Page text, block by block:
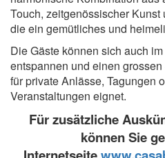
Touch, zeitgenössischer Kunst
die ein gemütliches und
Die Gäste können sich auch
entspannen und einen
für private Anlässe, Tagungen
Veranstaltungen eignet.
Für zusätzliche
können Sie